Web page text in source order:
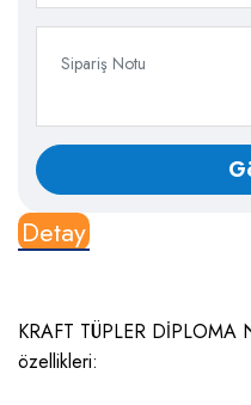
Detay
KRAFT TÜPLER DİPLOMA
özellikleri: